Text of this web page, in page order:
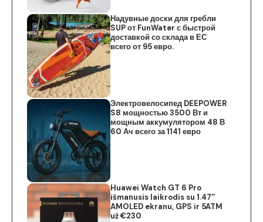
Надувные доски для гребли
SUP от FunWater с быстрой
доставкой со склада в ЕС
всего от 95 евро.
Электровелосипед DEEPOWER
S8 мощностью 3500 Вт и
мощным аккумулятором 48 В
60 Ач всего за 1141 евро
Huawei Watch GT 6 Pro
išmanusis laikrodis su 1.47″
AMOLED ekranu, GPS ir 5ATM
už €230